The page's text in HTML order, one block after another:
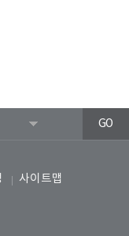
사이트맵